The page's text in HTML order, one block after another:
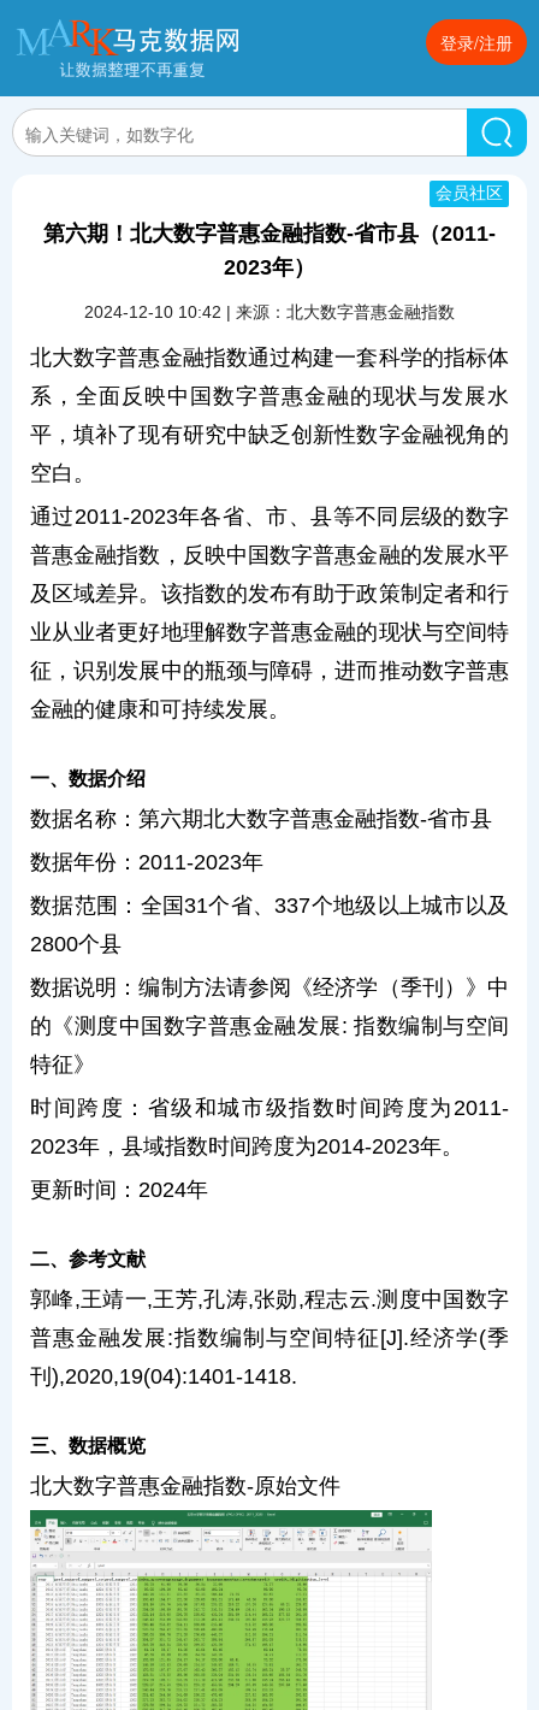
登录/注册
第六期！北大数字普惠金融指数-省市县（2011-
2023年）
会员社区
2024-12-10 10:42 | 来源：北大数字普惠金融指数
北大数字普惠金融指数通过构建一套科学的指标体
系，全面反映中国数字普惠金融的现状与发展水
平，填补了现有研究中缺乏创新性数字金融视角的
空白。
通过2011-2023年各省、市、县等不同层级的数字
普惠金融指数，反映中国数字普惠金融的发展水平
及区域差异。该指数的发布有助于政策制定者和行
业从业者更好地理解数字普惠金融的现状与空间特
征，识别发展中的瓶颈与障碍，进而推动数字普惠
金融的健康和可持续发展。
一、数据介绍
数据名称：第六期北大数字普惠金融指数-省市县
数据年份：2011-2023年
数据范围：全国31个省、337个地级以上城市以及
2800个县
数据说明：编制方法请参阅《经济学（季刊）》中
的《测度中国数字普惠金融发展: 指数编制与空间
特征》
时间跨度：省级和城市级指数时间跨度为2011-
2023年，县域指数时间跨度为2014-2023年。
更新时间：2024年
二、参考文献
郭峰,王靖一,王芳,孔涛,张勋,程志云.测度中国数字
普惠金融发展:指数编制与空间特征[J].经济学(季
刊),2020,19(04):1401-1418.
三、数据概览
北大数字普惠金融指数-原始文件